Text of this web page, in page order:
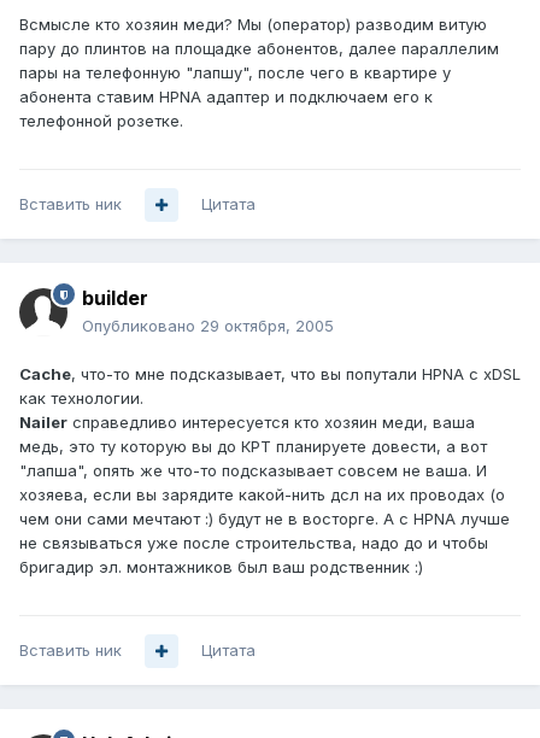
Всмысле кто хозяин меди? Мы (оператор) разводим витую
пару до плинтов на площадке абонентов, далее параллелим
пары на телефонную "лапшу", после чего в квартире у
абонента ставим HPNA адаптер и подключаем его к
телефонной розетке.
Вставить ник Цитата
builder
Опубликовано 29 октября, 2005
Cache, что-то мне подсказывает, что вы попутали HPNA с xDSL
как технологии.
Nailer справедливо интересуется кто хозяин меди, ваша
медь, это ту которую вы до КРТ планируете довести, а вот
"лапша", опять же что-то подсказывает совсем не ваша. И
хозяева, если вы зарядите какой-нить дсл на их проводах (о
чем они сами мечтают :) будут не в восторге. А с HPNA лучше
не связываться уже после строительства, надо до и чтобы
бригадир эл. монтажников был ваш родственник :)
Вставить ник Цитата